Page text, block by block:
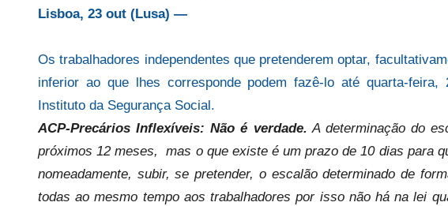
n
f
l
e
x
i
v
Lisboa, 23 out (Lusa) —
Os trabalhadores independentes que pretenderem optar,
inferior ao que lhes corresponde podem fazê-lo até quarta-
Instituto da Segurança Social.
ACP-Precários Inflexíveis: Não é verdade. A determinação do
próximos 12 meses, mas o que existe é um prazo de 10 dias para
nomeadamente, subir, se pretender, o escalão determinado de
todas ao mesmo tempo aos trabalhadores por isso não há na lei